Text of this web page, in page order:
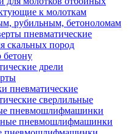
к молоткам
рубильным, бетоноломам
пневматические
скальных пород
дрели
пневматические
сверлильные
пневмошлифмашинки
пневмошлифмашинки